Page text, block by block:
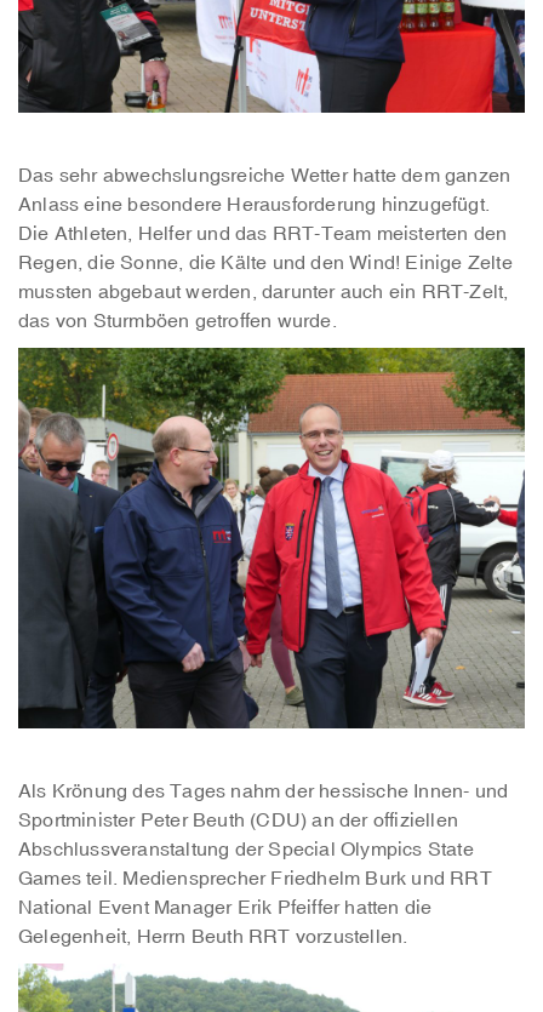
Das sehr abwechslungsreiche Wetter hatte dem ganzen
Anlass eine besondere Herausforderung hinzugefügt.
Die Athleten, Helfer und das RRT-Team meisterten den
Regen, die Sonne, die Kälte und den Wind! Einige Zelte
mussten abgebaut werden, darunter auch ein RRT-Zelt,
das von Sturmböen getroffen wurde.
Als Krönung des Tages nahm der hessische Innen- und
Sportminister Peter Beuth (CDU) an der offiziellen
Abschlussveranstaltung der Special Olympics State
Games teil. Mediensprecher Friedhelm Burk und RRT
National Event Manager Erik Pfeiffer hatten die
Gelegenheit, Herrn Beuth RRT vorzustellen.